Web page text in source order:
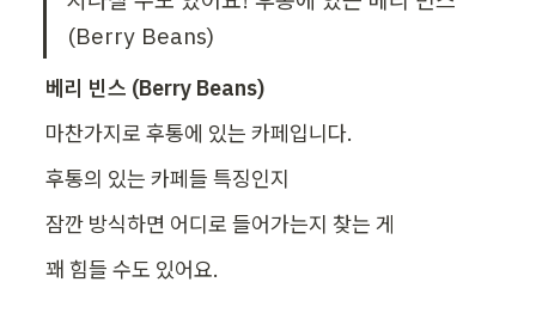
(Berry Beans)
베리 빈스 (Berry Beans)
마찬가지로 후통에 있는 카페입니다.
후통의 있는 카페들 특징인지
잠깐 방식하면 어디로 들어가는지 찾는 게
꽤 힘들 수도 있어요.